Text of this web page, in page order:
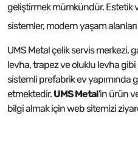
geliştirmek mümkündür. Estetik
sistemler, modern yaşam
UMS Metal çelik servis merkezi,
levha, trapez ve oluklu levha
sistemli prefabrik ev yapımında
etmektedir. UMS Metal'in ürün
bilgi almak için web sitemizi